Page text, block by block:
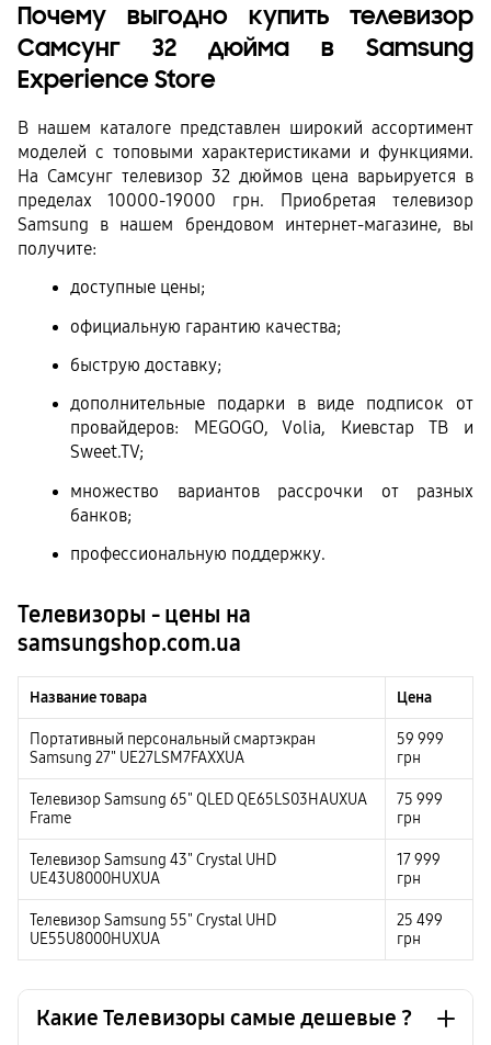
Почему выгодно купить телевизор
Самсунг 32 дюйма в Samsung
Experience Store
В нашем каталоге представлен широкий ассортимент
моделей с топовыми характеристиками и функциями.
На Самсунг телевизор 32 дюймов цена варьируется в
пределах 10000-19000 грн. Приобретая телевизор
Samsung в нашем брендовом интернет-магазине, вы
получите:
доступные цены;
официальную гарантию качества;
быструю доставку;
дополнительные подарки в виде подписок от
провайдеров: MEGOGO, Volia, Киевстар ТВ и
Sweet.TV;
множество вариантов рассрочки от разных
банков;
профессиональную поддержку.
Телевизоры - цены на
samsungshop.com.ua
Название товара Цена
Портативный персональный смартэкран
Samsung 27" UE27LSM7FAXXUA
59 999
грн
Телевизор Samsung 65" QLED QE65LS03HAUXUA
Frame
75 999
грн
Телевизор Samsung 43" Crystal UHD
UE43U8000HUXUA
17 999
грн
Телевизор Samsung 55" Crystal UHD
UE55U8000HUXUA
25 499
грн
Какие Телевизоры самые дешевые ?